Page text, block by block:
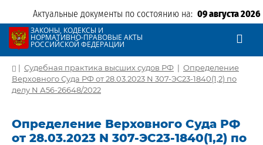
Актуальные документы по состоянию на: 09 августа 2026
ЗАКОНЫ, КОДЕКСЫ И
НОРМАТИВНО-ПРАВОВЫЕ АКТЫ
РОССИЙСКОЙ ФЕДЕРАЦИИ
| Судебная практика высших судов РФ | Определение
Верховного Суда РФ от 28.03.2023 N 307-ЭС23-1840(1,2) по
делу N А56-26648/2022
Определение Верховного Суда РФ
от 28.03.2023 N 307-ЭС23-1840(1,2) по